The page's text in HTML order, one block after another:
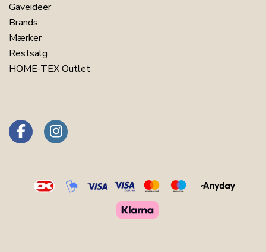
Gaveideer
Brands
Mærker
Restsalg
HOME-TEX Outlet